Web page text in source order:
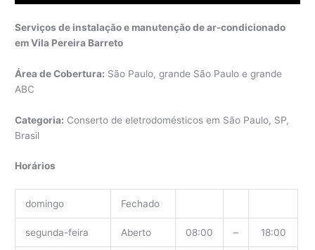
Serviços de instalação e manutenção de ar-condicionado
em Vila Pereira Barreto
Área de Cobertura: São Paulo, grande São Paulo e grande
ABC
Categoria: Conserto de eletrodomésticos em São Paulo, SP,
Brasil
Horários
domingo Fechado
segunda-feira Aberto 08:00 – 18:00